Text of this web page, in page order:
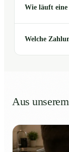
Wie läuft
Welche
Aus